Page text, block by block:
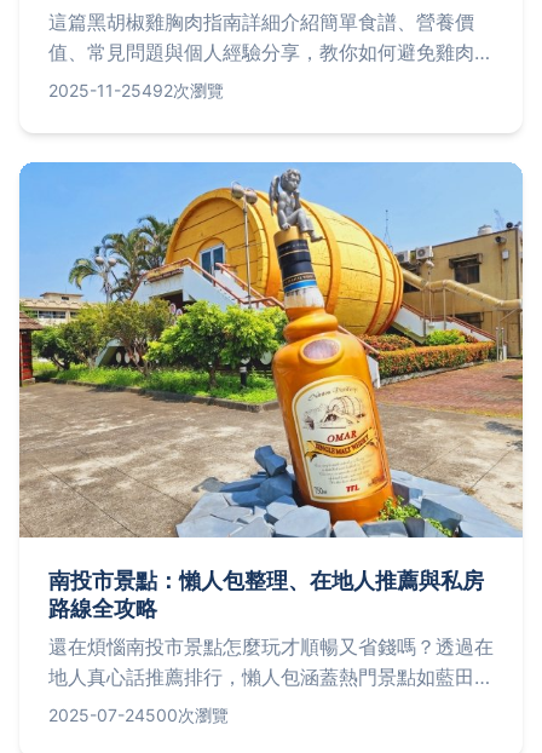
這篇黑胡椒雞胸肉指南詳細介紹簡單食譜、營養價
值、常見問題與個人經驗分享，教你如何避免雞肉乾
柴，並融入實用技巧和問答，適合健身愛好者與家庭
表，幫助你輕鬆做出多汁美味的黑胡椒雞胸肉。
2025-11-25492次瀏覽
南投市景點：懶人包整理、在地人推薦與私房
路線全攻略
還在煩惱南投市景點怎麼玩才順暢又省錢嗎？透過在
地人真心話推薦排行，懶人包涵蓋熱門景點如藍田書
院、天空之橋，並分享省錢小撇步、交通實用建議、
2025-07-24500次瀏覽